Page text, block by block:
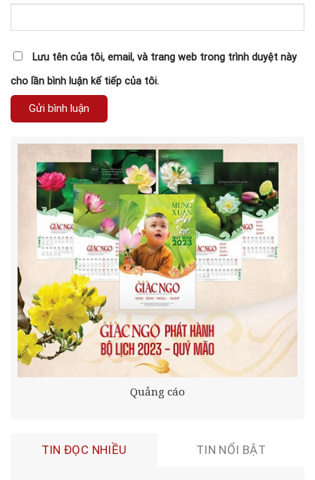
Lưu tên của tôi, email, và trang web trong trình duyệt này
cho lần bình luận kế tiếp của tôi.
Quảng cáo
TIN ĐỌC NHIỀU TIN NỔI BẬT